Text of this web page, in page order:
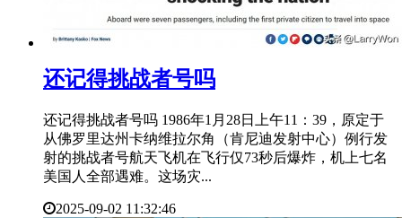
​还记得挑战者号吗
还记得挑战者号吗 1986年1月28日上午11：39，原定于
从佛罗里达州卡纳维拉尔角（肯尼迪发射中心）例行发
射的挑战者号航天飞机在飞行仅73秒后爆炸，机上七名
美国人全部遇难。这场灾...
2025-09-02 11:32:46